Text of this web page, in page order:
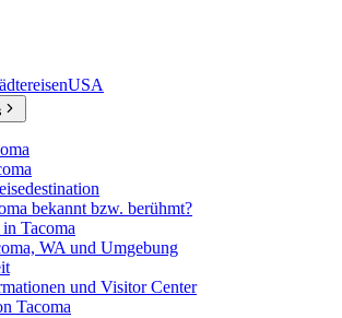
USA
bekannt bzw. berühmt?
in Tacoma
WA und Umgebung
und Visitor Center
Tacoma